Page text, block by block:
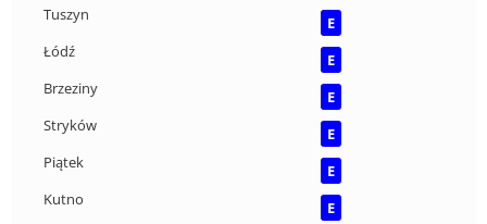
Tuszyn
E
Łódź
E
Brzeziny
E
Stryków
E
Piątek
E
Kutno
E